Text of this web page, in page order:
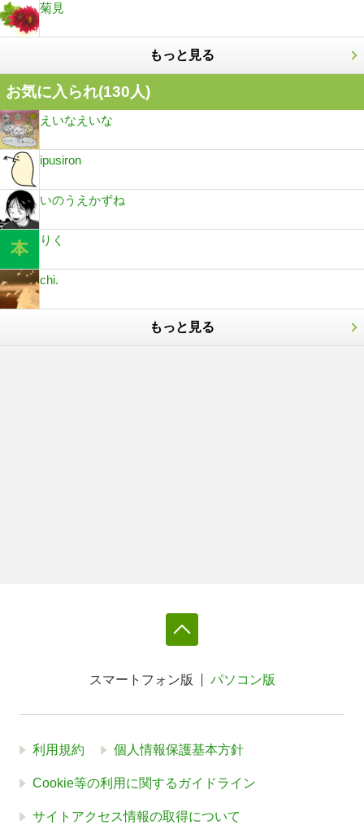
菊見
もっと見る
お気に入られ(130人)
えいなえいな
ipusiron
いのうえかずね
りく
chi.
もっと見る
スマートフォン版 パソコン版
利用規約 個人情報保護基本方針
Cookie等の利用に関するガイドライン
サイトアクセス情報の取得について